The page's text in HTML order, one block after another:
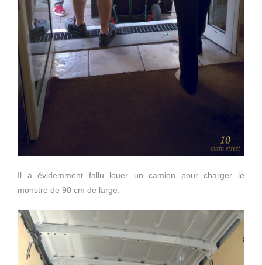
Il a évidemment fallu louer un camion pour charger le
monstre de 90 cm de large.